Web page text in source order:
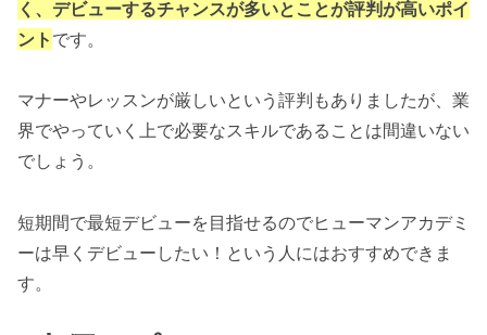
く、デビューするチャンスが多いとことが評判が高いポイ
ント です。
マナーやレッスンが厳しいという評判もありましたが、業
界でやっていく上で必要なスキルであることは間違いない
でしょう。
短期間で最短デビューを目指せるのでヒューマンアカデミ
ーは早くデビューしたい！という人にはおすすめできま
す。